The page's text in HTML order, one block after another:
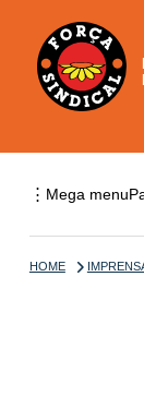
⋮ Mega menu
HOME